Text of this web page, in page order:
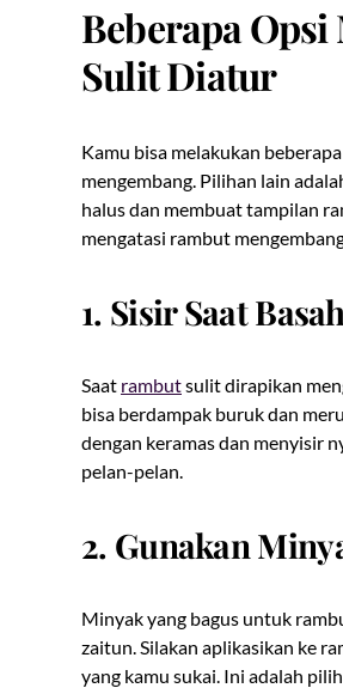
Beberapa
Sulit Diatur
Kamu bisa melakukan
mengembang. Pilihan lain
halus dan membuat tampilan
mengatasi rambut
1. Sisir Saat Basah
Saat rambutsulit dirapikan
bisa berdampak buruk dan
dengan keramas dan menyisir
pelan-pelan.
2. Gunakan
Minyak yang bagus untuk
zaitun. Silakan aplikasikan ke
yang kamu sukai. Ini adalah